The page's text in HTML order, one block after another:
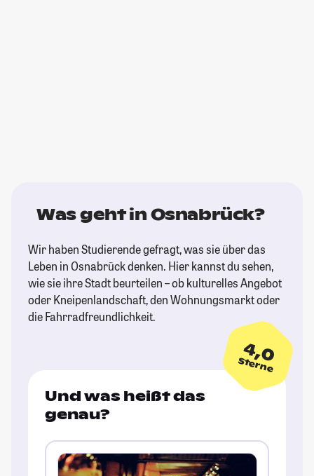
Was geht in Osnabrück?
Wir haben Studierende gefragt, was sie über das
Leben in Osnabrück denken. Hier kannst du sehen,
wie sie ihre Stadt beurteilen – ob kulturelles Angebot
oder Kneipenlandschaft, den Wohnungsmarkt oder
die Fahrradfreundlichkeit.
4,0
Sterne
Und was heißt das
genau?